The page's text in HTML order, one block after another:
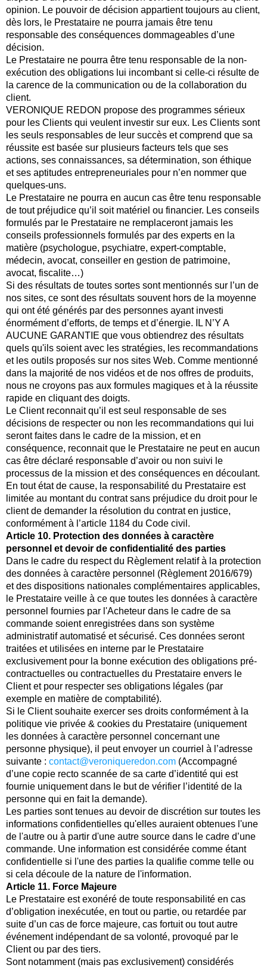
opinion. Le pouvoir de décision appartient toujours au client,
dès lors, le Prestataire ne pourra jamais être tenu
responsable des conséquences dommageables d’une
décision.
Le Prestataire ne pourra être tenu responsable de la non-
exécution des obligations lui incombant si celle-ci résulte de
la carence de la communication ou de la collaboration du
client.
VERONIQUE REDON propose des programmes sérieux
pour les Clients qui veulent investir sur eux. Les Clients sont
les seuls responsables de leur succès et comprend que sa
réussite est basée sur plusieurs facteurs tels que ses
actions, ses connaissances, sa détermination, son éthique
et ses aptitudes entrepreneuriales pour n’en nommer que
quelques-uns.
Le Prestataire ne pourra en aucun cas être tenu responsable
de tout préjudice qu’il soit matériel ou financier. Les conseils
formulés par le Prestataire ne remplaceront jamais les
conseils professionnels formulés par des experts en la
matière (psychologue, psychiatre, expert-comptable,
médecin, avocat, conseiller en gestion de patrimoine,
avocat, fiscalite…)
Si des résultats de toutes sortes sont mentionnés sur l’un de
nos sites, ce sont des résultats souvent hors de la moyenne
qui ont été générés par des personnes ayant investi
énormément d’efforts, de temps et d’énergie. IL N’Y A
AUCUNE GARANTIE que vous obtiendrez des résultats
quels qu'ils soient avec les stratégies, les recommandations
et les outils proposés sur nos sites Web. Comme mentionné
dans la majorité de nos vidéos et de nos offres de produits,
nous ne croyons pas aux formules magiques et à la réussite
rapide en cliquant des doigts.
Le Client reconnait qu’il est seul responsable de ses
décisions de respecter ou non les recommandations qui lui
seront faites dans le cadre de la mission, et en
conséquence, reconnait que le Prestataire ne peut en aucun
cas être déclaré responsable d’avoir ou non suivi le
processus de la mission et des conséquences en découlant.
En tout état de cause, la responsabilité du Prestataire est
limitée au montant du contrat sans préjudice du droit pour le
client de demander la résolution du contrat en justice,
conformément à l’article 1184 du Code civil.
Article 10. Protection des données à caractère
personnel et devoir de confidentialité des parties
Dans le cadre du respect du Règlement relatif à la protection
des données à caractère personnel (Règlement 2016/679)
et des dispositions nationales complémentaires applicables,
le Prestataire veille à ce que toutes les données à caractère
personnel fournies par l'Acheteur dans le cadre de sa
commande soient enregistrées dans son système
administratif automatisé et sécurisé. Ces données seront
traitées et utilisées en interne par le Prestataire
exclusivement pour la bonne exécution des obligations pré-
contractuelles ou contractuelles du Prestataire envers le
Client et pour respecter ses obligations légales (par
exemple en matière de comptabilité).
Si le Client souhaite exercer ses droits conformément à la
politique vie privée & cookies du Prestataire (uniquement
les données à caractère personnel concernant une
personne physique), il peut envoyer un courriel à l’adresse
suivante : contact@veroniqueredon.com (Accompagné
d’une copie recto scannée de sa carte d’identité qui est
fournie uniquement dans le but de vérifier l’identité de la
personne qui en fait la demande).
Les parties sont tenues au devoir de discrétion sur toutes les
informations confidentielles qu'elles auraient obtenues l'une
de l'autre ou à partir d'une autre source dans le cadre d’une
commande. Une information est considérée comme étant
confidentielle si l'une des parties la qualifie comme telle ou
si cela découle de la nature de l'information.
Article 11. Force Majeure
Le Prestataire est exonéré de toute responsabilité en cas
d’obligation inexécutée, en tout ou partie, ou retardée par
suite d’un cas de force majeure, cas fortuit ou tout autre
événement indépendant de sa volonté, provoqué par le
Client ou par des tiers.
Sont notamment (mais pas exclusivement) considérés